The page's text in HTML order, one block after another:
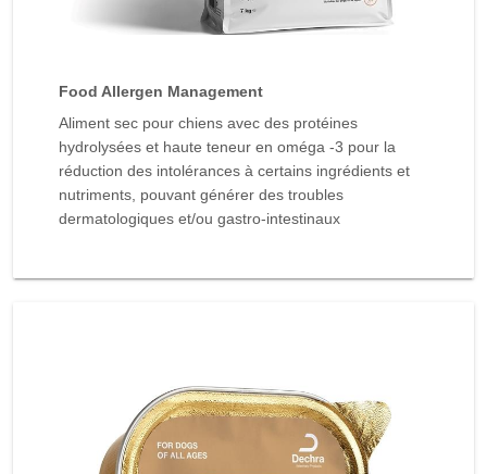
Food Allergen Management
Aliment sec pour chiens avec des protéines
hydrolysées et haute teneur en oméga -3 pour la
réduction des intolérances à certains ingrédients et
nutriments, pouvant générer des troubles
dermatologiques et/ou gastro-intestinaux